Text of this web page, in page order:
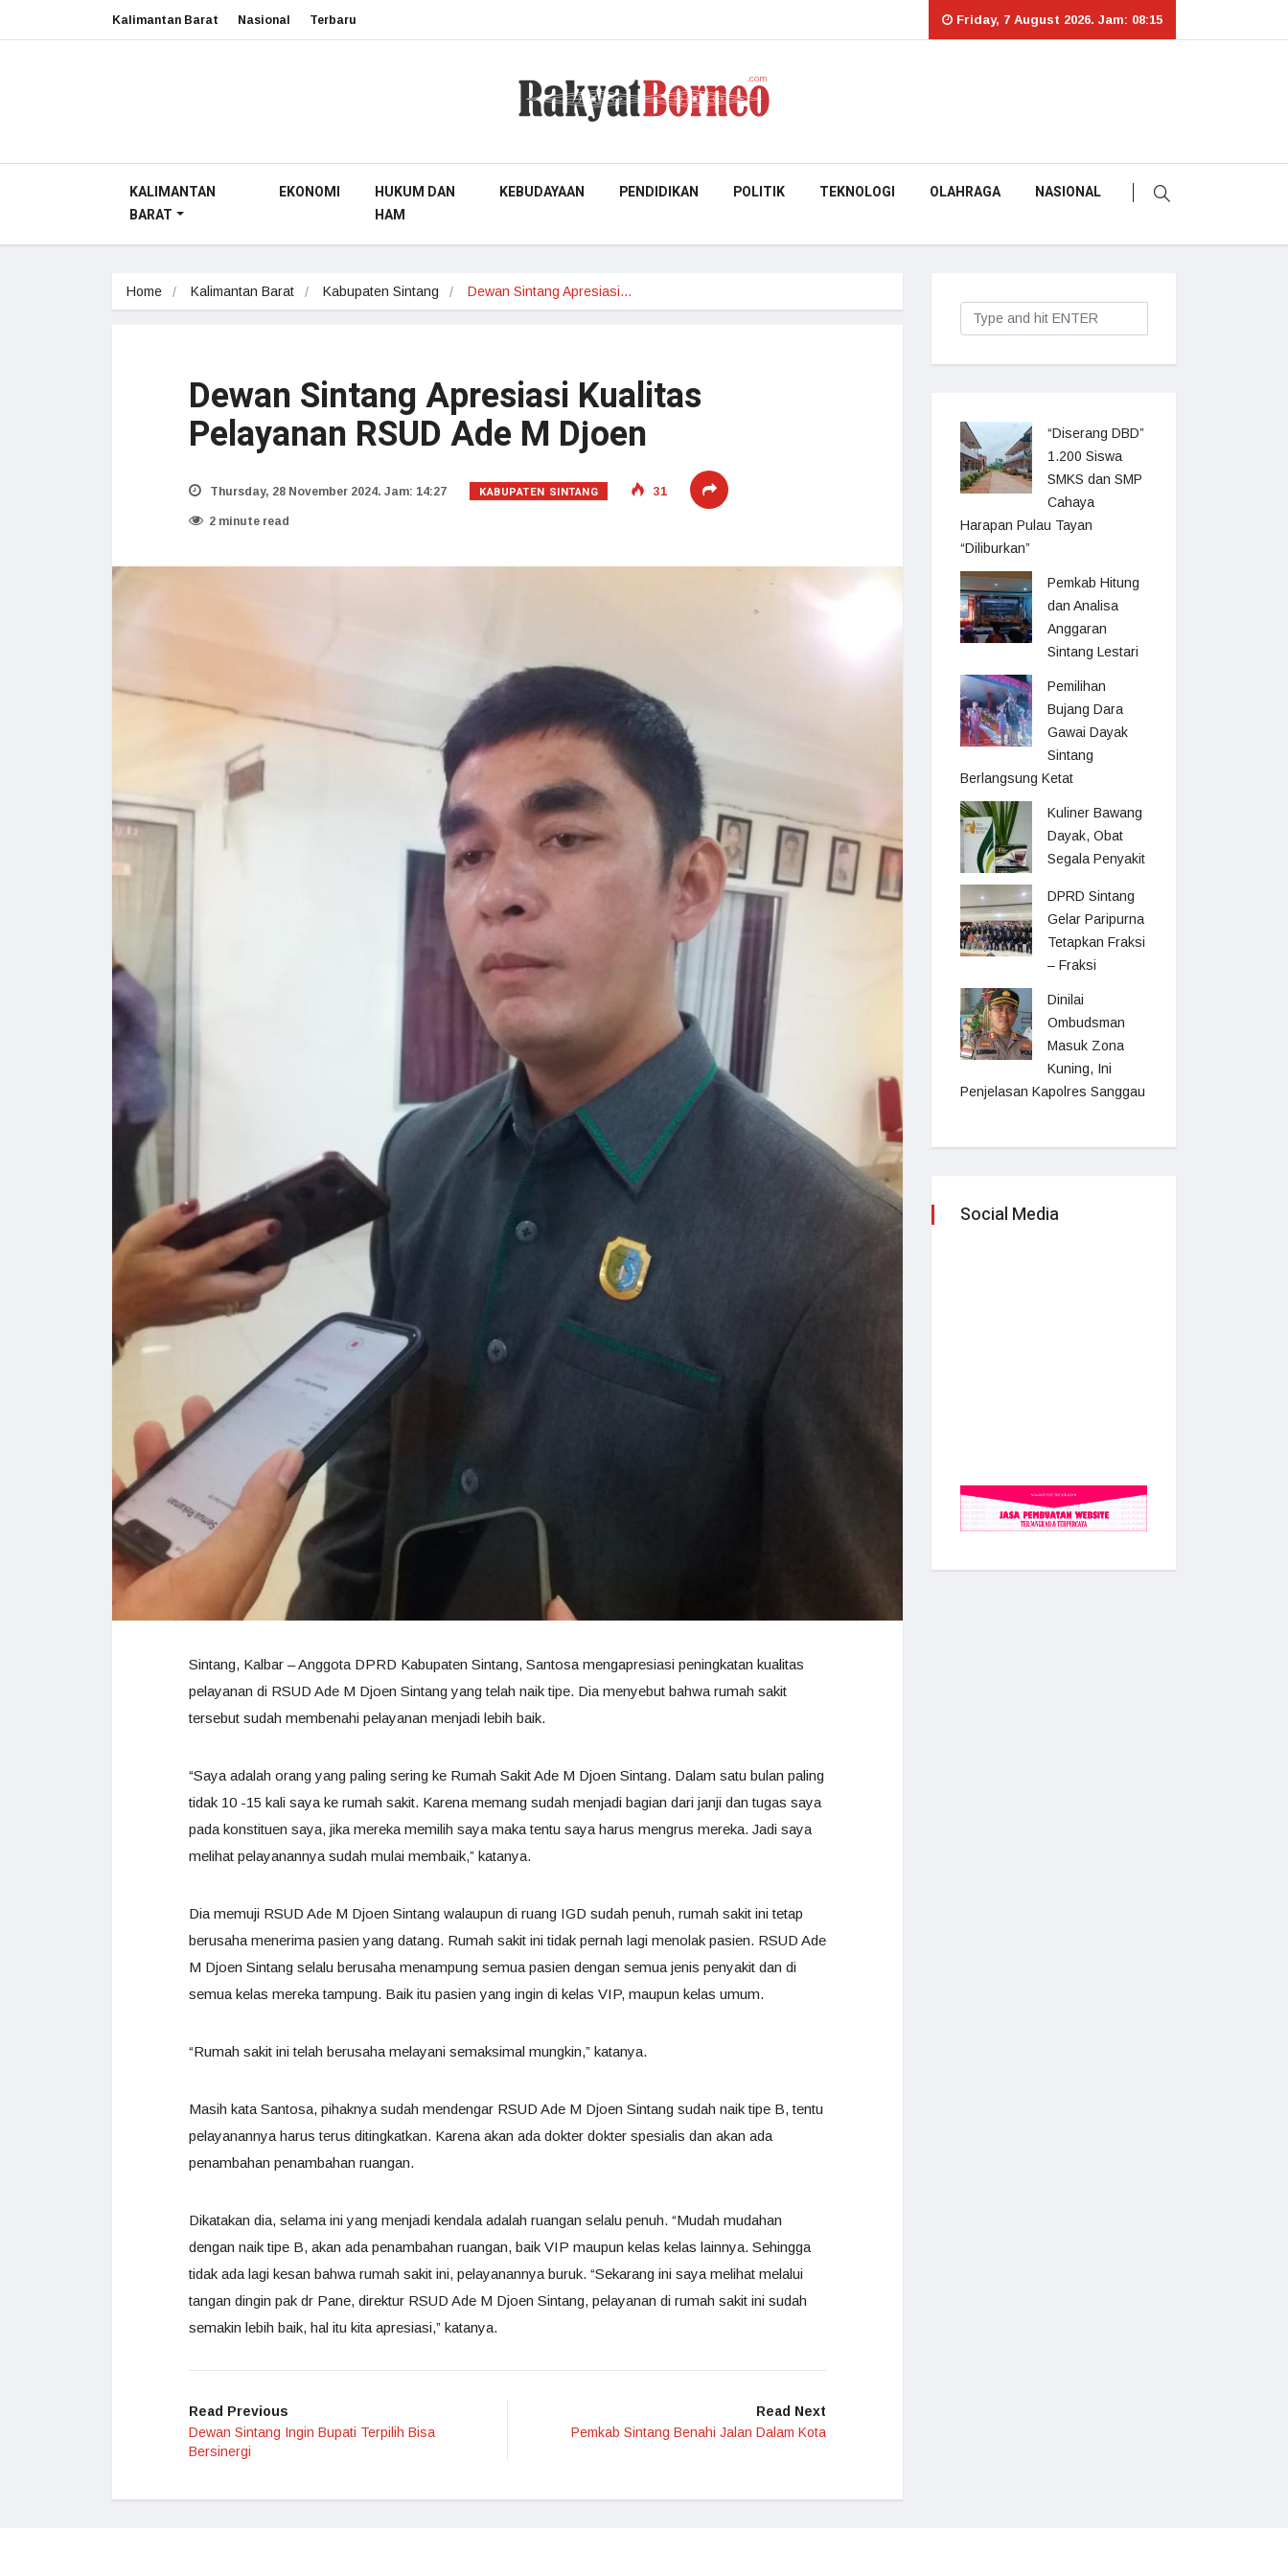
Kalimantan Barat Nasional Terbaru Friday, 7 August 2026. Jam: 08:15
KALIMANTAN
BARAT
EKONOMI
HUKUM DAN
HAM
KEBUDAYAAN PENDIDIKAN POLITIK TEKNOLOGI OLAHRAGA NASIONAL
Home Kalimantan Barat Kabupaten Sintang Dewan Sintang Apresiasi…
Dewan Sintang Apresiasi Kualitas
Pelayanan RSUD Ade M Djoen
Thursday, 28 November 2024. Jam: 14:27 KABUPATEN SINTANG 31
2 minute read
Sintang, Kalbar – Anggota DPRD Kabupaten Sintang, Santosa mengapresiasi peningkatan kualitas
pelayanan di RSUD Ade M Djoen Sintang yang telah naik tipe. Dia menyebut bahwa rumah sakit
tersebut sudah membenahi pelayanan menjadi lebih baik.
“Saya adalah orang yang paling sering ke Rumah Sakit Ade M Djoen Sintang. Dalam satu bulan paling
tidak 10 -15 kali saya ke rumah sakit. Karena memang sudah menjadi bagian dari janji dan tugas saya
pada konstituen saya, jika mereka memilih saya maka tentu saya harus mengrus mereka. Jadi saya
melihat pelayanannya sudah mulai membaik,” katanya.
Dia memuji RSUD Ade M Djoen Sintang walaupun di ruang IGD sudah penuh, rumah sakit ini tetap
berusaha menerima pasien yang datang. Rumah sakit ini tidak pernah lagi menolak pasien. RSUD Ade
M Djoen Sintang selalu berusaha menampung semua pasien dengan semua jenis penyakit dan di
semua kelas mereka tampung. Baik itu pasien yang ingin di kelas VIP, maupun kelas umum.
“Rumah sakit ini telah berusaha melayani semaksimal mungkin,” katanya.
Masih kata Santosa, pihaknya sudah mendengar RSUD Ade M Djoen Sintang sudah naik tipe B, tentu
pelayanannya harus terus ditingkatkan. Karena akan ada dokter dokter spesialis dan akan ada
penambahan penambahan ruangan.
Dikatakan dia, selama ini yang menjadi kendala adalah ruangan selalu penuh. “Mudah mudahan
dengan naik tipe B, akan ada penambahan ruangan, baik VIP maupun kelas kelas lainnya. Sehingga
tidak ada lagi kesan bahwa rumah sakit ini, pelayanannya buruk. “Sekarang ini saya melihat melalui
tangan dingin pak dr Pane, direktur RSUD Ade M Djoen Sintang, pelayanan di rumah sakit ini sudah
semakin lebih baik, hal itu kita apresiasi,” katanya.
Read Previous
Dewan Sintang Ingin Bupati Terpilih Bisa
Bersinergi
Read Next
Pemkab Sintang Benahi Jalan Dalam Kota
“Diserang DBD”
1.200 Siswa
SMKS dan SMP
Cahaya
Harapan Pulau Tayan
“Diliburkan”
Pemkab Hitung
dan Analisa
Anggaran
Sintang Lestari
Pemilihan
Bujang Dara
Gawai Dayak
Sintang
Berlangsung Ketat
Kuliner Bawang
Dayak, Obat
Segala Penyakit
DPRD Sintang
Gelar Paripurna
Tetapkan Fraksi
– Fraksi
Dinilai
Ombudsman
Masuk Zona
Kuning, Ini
Penjelasan Kapolres Sanggau
Social Media